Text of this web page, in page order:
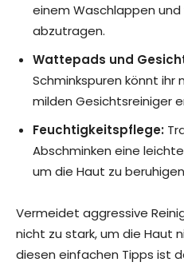
einem Waschlappen
abzutragen.
Wattepads und
Schminkspuren könnt
milden Gesichtsreiniger
Feuchtigkeitspflege:
Abschminken eine
um die Haut zu
Vermeidet aggressive
nicht zu stark, um die Haut
diesen einfachen Tipps ist